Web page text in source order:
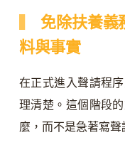
免除扶養義
料與事實
在正式進入聲請程
理清楚。這個階段
麼，而不是急著寫聲